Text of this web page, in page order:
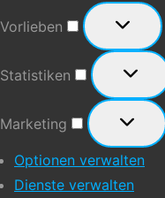
Vorlieben
Vorlieben
Statistiken
Statistiken
Marketing
Marketing
Optionen verwalten
Dienste verwalten